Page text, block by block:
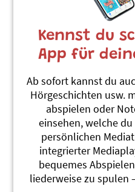
Ufruume
Maja Lynn
Im ersten
#Aufräumen
Soustall
Billy & Benno
Fründe für
#Ordnung
So en Durenand
d
Die
1995
#Ordnung
Kennst du
App für
Ab sofort kannst du
Hörgeschichten usw.
abspielen oder
einsehen, welche
persönlichen
integrierter
bequemes
liederweise zu spulen